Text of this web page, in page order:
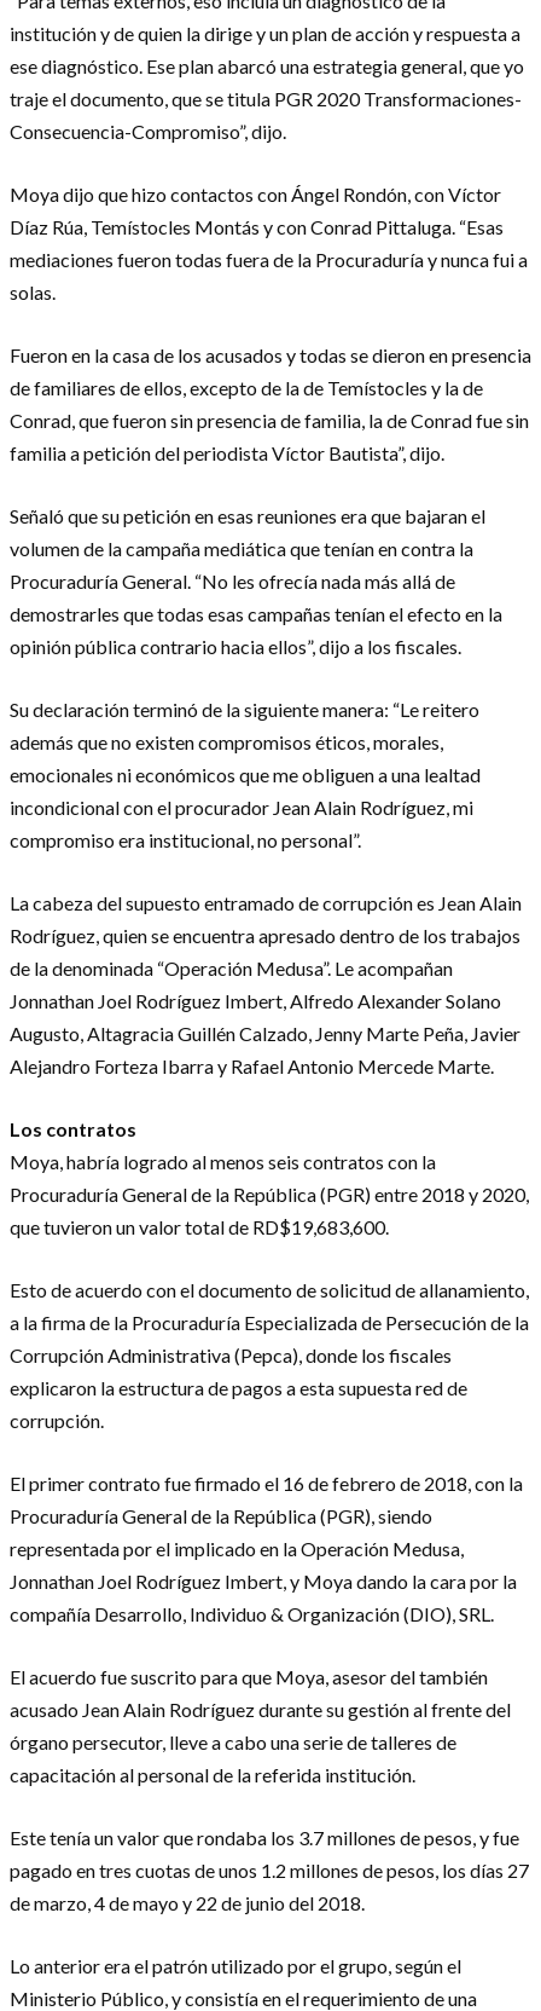
institución y de quien la dirige y un plan de acción y respuesta a
ese diagnóstico. Ese plan abarcó una estrategia general, que yo
traje el documento, que se titula PGR 2020 Transformaciones-
Consecuencia-Compromiso”, dijo.
Moya dijo que hizo contactos con Ángel Rondón, con Víctor
Díaz Rúa, Temístocles Montás y con Conrad Pittaluga. “Esas
mediaciones fueron todas fuera de la Procuraduría y nunca fui a
solas.
Fueron en la casa de los acusados y todas se dieron en presencia
de familiares de ellos, excepto de la de Temístocles y la de
Conrad, que fueron sin presencia de familia, la de Conrad fue sin
familia a petición del periodista Víctor Bautista”, dijo.
Señaló que su petición en esas reuniones era que bajaran el
volumen de la campaña mediática que tenían en contra la
Procuraduría General. “No les ofrecía nada más allá de
demostrarles que todas esas campañas tenían el efecto en la
opinión pública contrario hacia ellos”, dijo a los fiscales.
Su declaración terminó de la siguiente manera: “Le reitero
además que no existen compromisos éticos, morales,
emocionales ni económicos que me obliguen a una lealtad
incondicional con el procurador Jean Alain Rodríguez, mi
compromiso era institucional, no personal”.
La cabeza del supuesto entramado de corrupción es Jean Alain
Rodríguez, quien se encuentra apresado dentro de los trabajos
de la denominada “Operación Medusa”. Le acompañan
Jonnathan Joel Rodríguez Imbert, Alfredo Alexander Solano
Augusto, Altagracia Guillén Calzado, Jenny Marte Peña, Javier
Alejandro Forteza Ibarra y Rafael Antonio Mercede Marte.
Los contratos
Moya, habría logrado al menos seis contratos con la
Procuraduría General de la República (PGR) entre 2018 y 2020,
que tuvieron un valor total de RD$19,683,600.
Esto de acuerdo con el documento de solicitud de allanamiento,
a la firma de la Procuraduría Especializada de Persecución de la
Corrupción Administrativa (Pepca), donde los fiscales
explicaron la estructura de pagos a esta supuesta red de
corrupción.
El primer contrato fue firmado el 16 de febrero de 2018, con la
Procuraduría General de la República (PGR), siendo
representada por el implicado en la Operación Medusa,
Jonnathan Joel Rodríguez Imbert, y Moya dando la cara por la
compañía Desarrollo, Individuo & Organización (DIO), SRL.
El acuerdo fue suscrito para que Moya, asesor del también
acusado Jean Alain Rodríguez durante su gestión al frente del
órgano persecutor, lleve a cabo una serie de talleres de
capacitación al personal de la referida institución.
Este tenía un valor que rondaba los 3.7 millones de pesos, y fue
pagado en tres cuotas de unos 1.2 millones de pesos, los días 27
de marzo, 4 de mayo y 22 de junio del 2018.
Lo anterior era el patrón utilizado por el grupo, según el
Ministerio Público, y consistía en el requerimiento de una